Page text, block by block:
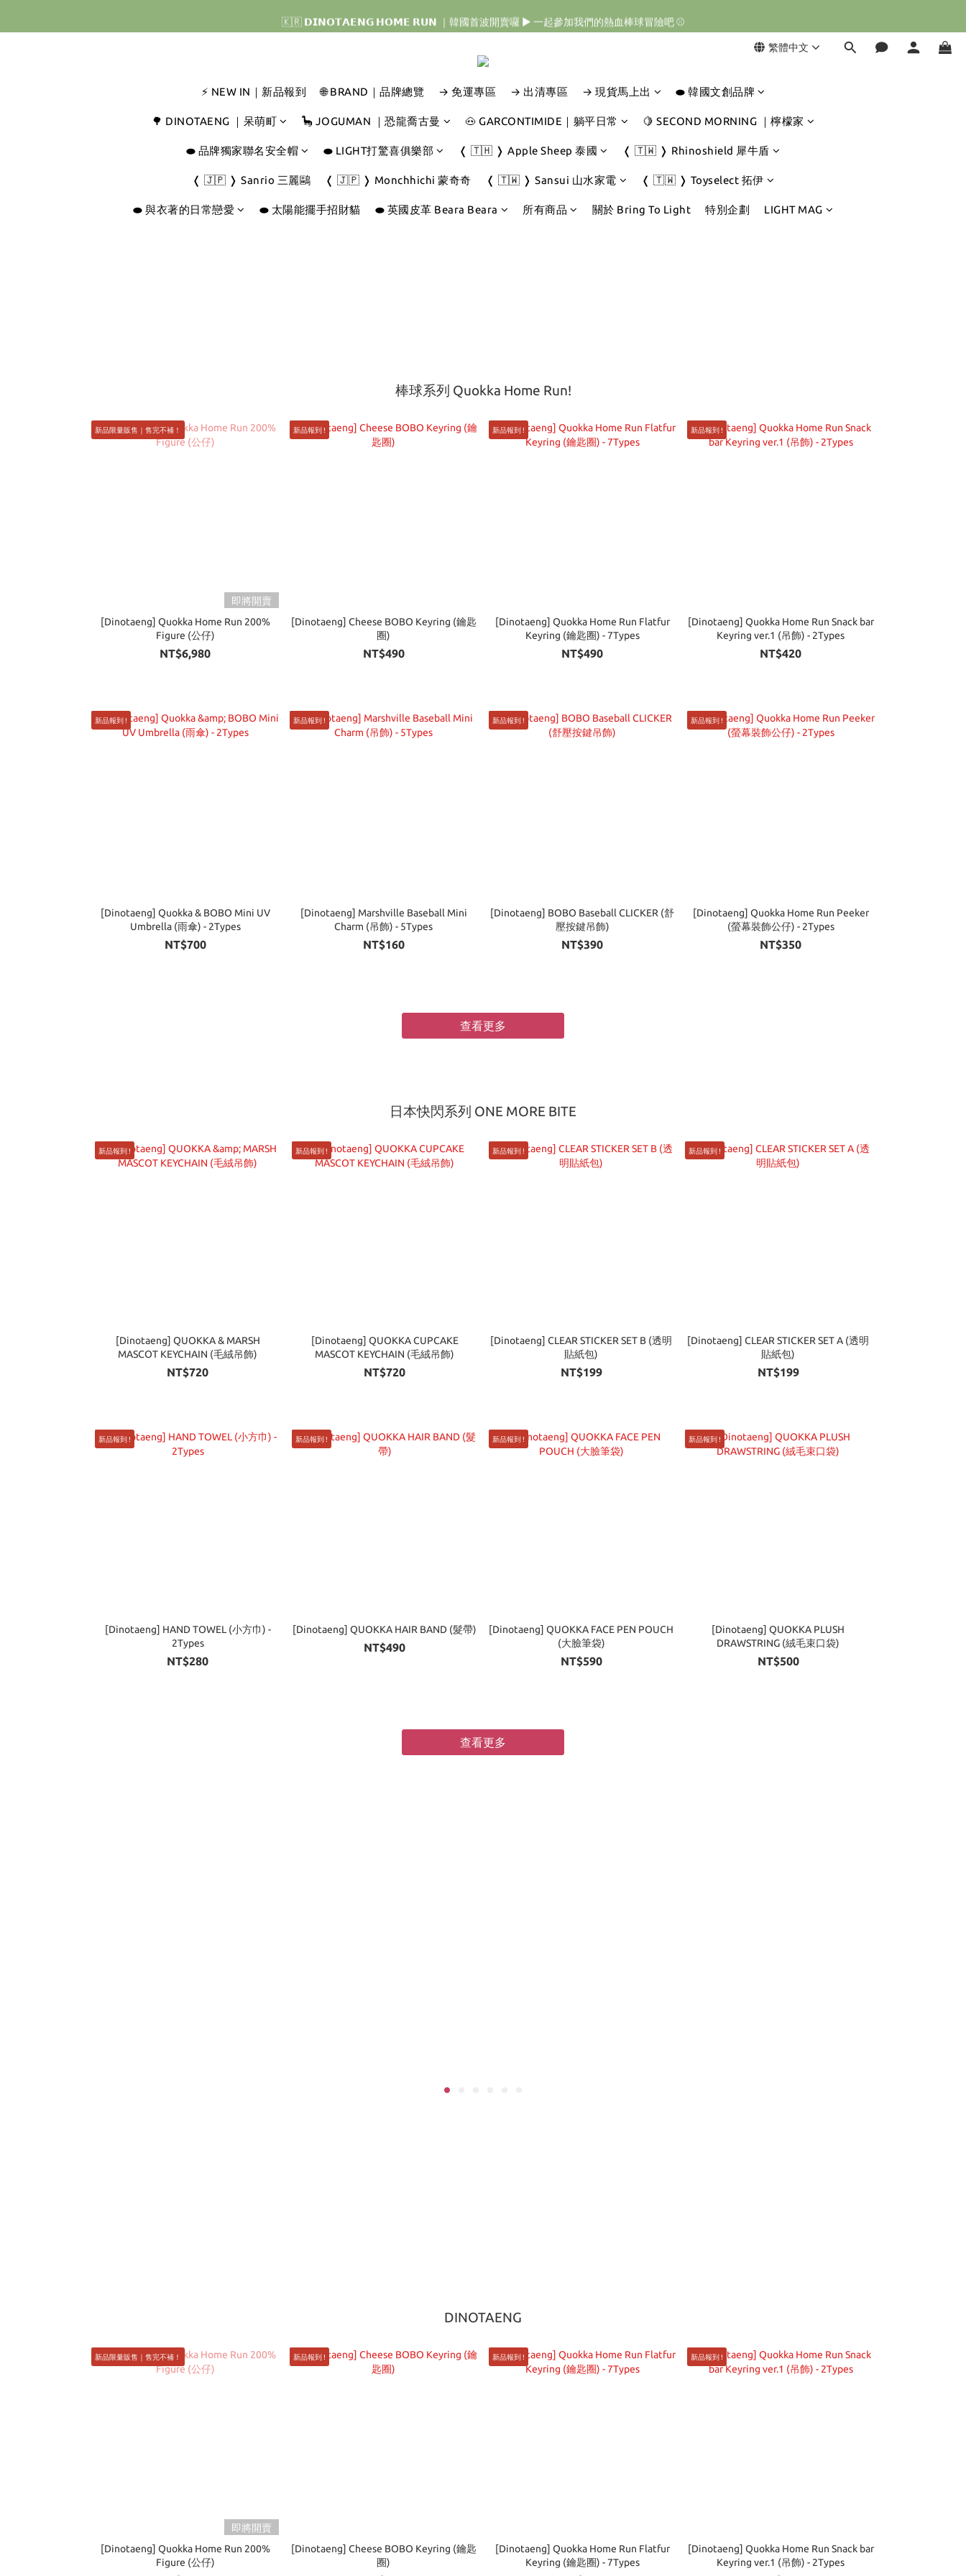
🇰🇷 𝗗𝗜𝗡𝗢𝗧𝗔𝗘𝗡𝗚 𝗛𝗢𝗠𝗘 𝗥𝗨𝗡 ｜韓國首波開賣囉 ▶ 一起參加我們的熱血棒球冒險吧 ⚾️
🇰🇷 𝗗𝗜𝗡𝗢𝗧𝗔𝗘𝗡𝗚 𝗛𝗢𝗠𝗘 𝗥𝗨𝗡 ｜韓國首波開賣囉 ▶ 一起參加我們的熱血棒球冒險吧 ⚾️
繁體中文
⚡ NEW IN｜新品報到 🌐 BRAND｜品牌總覽 → 免運專區 → 出清專區 → 現貨馬上出 ⬬ 韓國文創品牌
🌳 DINOTAENG ｜呆萌町 🦕 JOGUMAN ｜恐龍喬古曼 🐽 GARCONTIMIDE｜躺平日常 🍋 SECOND MORNING ｜檸檬家
⬬ 品牌獨家聯名安全帽 ⬬ LIGHT打驚喜俱樂部 ❬ 🇹🇭 ❭ Apple Sheep 泰國 ❬ 🇹🇼 ❭ Rhinoshield 犀牛盾
❬ 🇯🇵 ❭ Sanrio 三麗鷗 ❬ 🇯🇵 ❭ Monchhichi 蒙奇奇 ❬ 🇹🇼 ❭ Sansui 山水家電 ❬ 🇹🇼 ❭ Toyselect 拓伊
⬬ 與衣著的日常戀愛 ⬬ 太陽能擺手招財貓 ⬬ 英國皮革 Beara Beara 所有商品 關於 Bring To Light 特別企劃 LIGHT MAG
棒球系列 Quokka Home Run!
新品限量販售｜售完不補！
即將開賣
[Dinotaeng] Quokka Home Run 200%
Figure (公仔)
NT$6,980
新品報到 !
[Dinotaeng] Cheese BOBO Keyring (鑰匙
圈)
NT$490
新品報到 !
[Dinotaeng] Quokka Home Run Flatfur
Keyring (鑰匙圈) - 7Types
NT$490
新品報到 !
[Dinotaeng] Quokka Home Run Snack bar
Keyring ver.1 (吊飾) - 2Types
NT$420
新品報到 !
[Dinotaeng] Quokka & BOBO Mini UV
Umbrella (雨傘) - 2Types
NT$700
新品報到 !
[Dinotaeng] Marshville Baseball Mini
Charm (吊飾) - 5Types
NT$160
新品報到 !
[Dinotaeng] BOBO Baseball CLICKER (舒
壓按鍵吊飾)
NT$390
新品報到 !
[Dinotaeng] Quokka Home Run Peeker
(螢幕裝飾公仔) - 2Types
NT$350
查看更多
日本快閃系列 ONE MORE BITE
新品報到 !
[Dinotaeng] QUOKKA & MARSH
MASCOT KEYCHAIN (毛絨吊飾)
NT$720
新品報到 !
[Dinotaeng] QUOKKA CUPCAKE
MASCOT KEYCHAIN (毛絨吊飾)
NT$720
新品報到 !
[Dinotaeng] CLEAR STICKER SET B (透明
貼紙包)
NT$199
新品報到 !
[Dinotaeng] CLEAR STICKER SET A (透明
貼紙包)
NT$199
新品報到 !
[Dinotaeng] HAND TOWEL (小方巾) -
2Types
NT$280
新品報到 !
[Dinotaeng] QUOKKA HAIR BAND (髮帶)
NT$490
新品報到 !
[Dinotaeng] QUOKKA FACE PEN POUCH
(大臉筆袋)
NT$590
新品報到 !
[Dinotaeng] QUOKKA PLUSH
DRAWSTRING (絨毛束口袋)
NT$500
查看更多
DINOTAENG
新品限量販售｜售完不補！
即將開賣
[Dinotaeng] Quokka Home Run 200%
Figure (公仔)
新品報到 !
[Dinotaeng] Cheese BOBO Keyring (鑰匙
圈)
新品報到 !
[Dinotaeng] Quokka Home Run Flatfur
Keyring (鑰匙圈) - 7Types
新品報到 !
[Dinotaeng] Quokka Home Run Snack bar
Keyring ver.1 (吊飾) - 2Types